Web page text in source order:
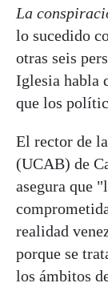
La
lo sucedido
otras seis
Iglesia habla
que los
El rector de
(UCAB) de
asegura que
realidad
porque se
los ámbitos